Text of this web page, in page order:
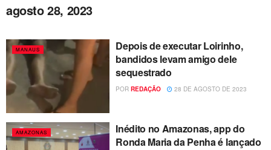
agosto 28, 2023
MANAUS
Depois de executar Loirinho,
bandidos levam amigo dele
sequestrado
POR REDAÇÃO 28 DE AGOSTO DE 2023
AMAZONAS
Inédito no Amazonas, app do
Ronda Maria da Penha é lançado